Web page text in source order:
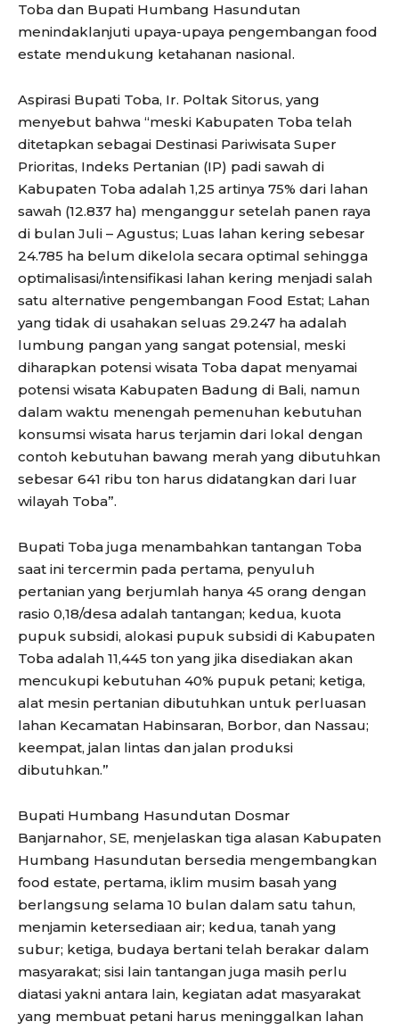
Toba dan Bupati Humbang Hasundutan
menindaklanjuti upaya-upaya pengembangan food
estate mendukung ketahanan nasional.
Aspirasi Bupati Toba, Ir. Poltak Sitorus, yang
menyebut bahwa “meski Kabupaten Toba telah
ditetapkan sebagai Destinasi Pariwisata Super
Prioritas, Indeks Pertanian (IP) padi sawah di
Kabupaten Toba adalah 1,25 artinya 75% dari lahan
sawah (12.837 ha) menganggur setelah panen raya
di bulan Juli – Agustus; Luas lahan kering sebesar
24.785 ha belum dikelola secara optimal sehingga
optimalisasi/intensifikasi lahan kering menjadi salah
satu alternative pengembangan Food Estat; Lahan
yang tidak di usahakan seluas 29.247 ha adalah
lumbung pangan yang sangat potensial, meski
diharapkan potensi wisata Toba dapat menyamai
potensi wisata Kabupaten Badung di Bali, namun
dalam waktu menengah pemenuhan kebutuhan
konsumsi wisata harus terjamin dari lokal dengan
contoh kebutuhan bawang merah yang dibutuhkan
sebesar 641 ribu ton harus didatangkan dari luar
wilayah Toba”.
Bupati Toba juga menambahkan tantangan Toba
saat ini tercermin pada pertama, penyuluh
pertanian yang berjumlah hanya 45 orang dengan
rasio 0,18/desa adalah tantangan; kedua, kuota
pupuk subsidi, alokasi pupuk subsidi di Kabupaten
Toba adalah 11,445 ton yang jika disediakan akan
mencukupi kebutuhan 40% pupuk petani; ketiga,
alat mesin pertanian dibutuhkan untuk perluasan
lahan Kecamatan Habinsaran, Borbor, dan Nassau;
keempat, jalan lintas dan jalan produksi
dibutuhkan.”
Bupati Humbang Hasundutan Dosmar
Banjarnahor, SE, menjelaskan tiga alasan Kabupaten
Humbang Hasundutan bersedia mengembangkan
food estate, pertama, iklim musim basah yang
berlangsung selama 10 bulan dalam satu tahun,
menjamin ketersediaan air; kedua, tanah yang
subur; ketiga, budaya bertani telah berakar dalam
masyarakat; sisi lain tantangan juga masih perlu
diatasi yakni antara lain, kegiatan adat masyarakat
yang membuat petani harus meninggalkan lahan